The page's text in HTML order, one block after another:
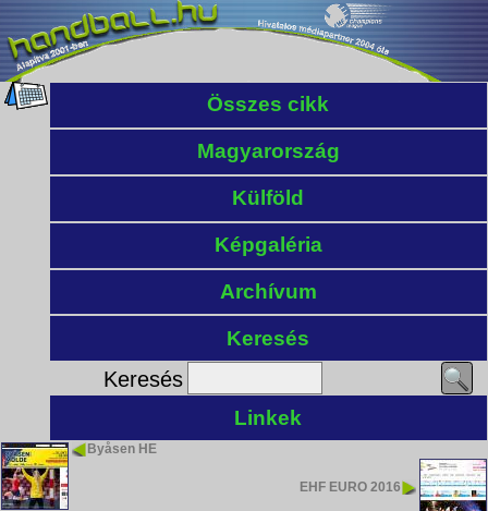
Összes cikk
Magyarország
Külföld
Képgaléria
Archívum
Keresés
Keresés
Linkek
Byåsen HE
EHF EURO 2016